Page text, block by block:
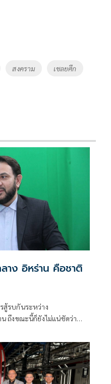
สงคราม เชลยศึก
าง อิหร่าน คือชาติ
สู้รบกันระหว่าง
ถึงขณะนี้ก็ยังไม่แน่ชัดว่า